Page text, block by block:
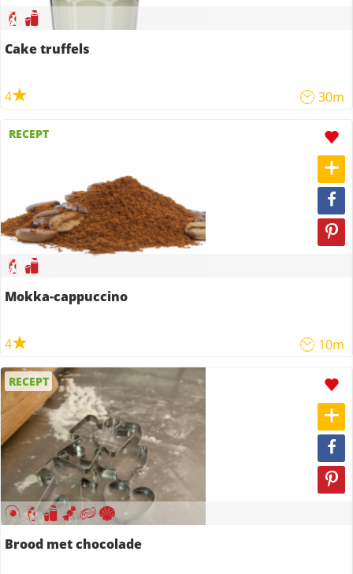
Cake truffels
4 30m
RECEPT
Mokka-cappuccino
4 10m
RECEPT
Brood met chocolade